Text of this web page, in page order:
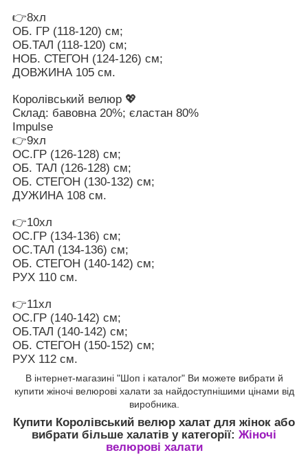
👉8хл
ОБ. ГР (118-120) см;
ОБ.ТАЛ (118-120) см;
НОБ. СТЕГОН (124-126) см;
ДОВЖИНА 105 см.
Королівський велюр 💖
Склад: бавовна 20%; єластан 80%
Impulse
👉9хл
ОС.ГР (126-128) см;
ОБ. ТАЛ (126-128) см;
ОБ. СТЕГОН (130-132) см;
ДУЖИНА 108 см.
👉10хл
ОС.ГР (134-136) см;
ОС.ТАЛ (134-136) см;
ОБ. СТЕГОН (140-142) см;
РУХ 110 см.
👉11хл
ОС.ГР (140-142) см;
ОБ.ТАЛ (140-142) см;
ОБ. СТЕГОН (150-152) см;
РУХ 112 см.
В інтернет-магазині "Шоп і каталог" Ви можете вибрати й
купити жіночі велюрові халати за найдоступнішими цінами від
виробника.
Купити Королівський велюр халат для жінок або
вибрати більше халатів у категорії: Жіночі
велюрові халати